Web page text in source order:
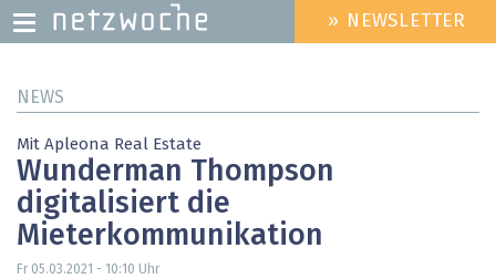
zum
HEADER
MENU
» NEWSLETTER
NEWS
Mit Apleona Real Estate
Wunderman Thompson
digitalisiert die
Mieterkommunikation
Fr 05.03.2021 - 10:10 Uhr